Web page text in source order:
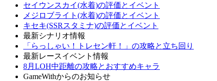
セイウンスカイ(水着)の評価とイベント
メジロブライト(水着)の評価とイベント
キセキ(SSRスタミナ)の評価とイベント
最新シナリオ情報
「らっしゃい！トレセン軒！」の攻略と立ち回り
最新レースイベント情報
8月LOH中距離の攻略とおすすめキャラ
GameWithからのお知らせ